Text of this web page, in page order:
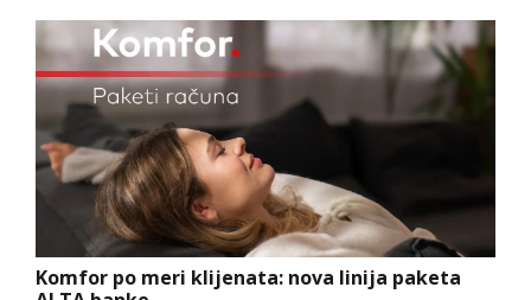
Komfor po meri klijenata: nova linija paketa